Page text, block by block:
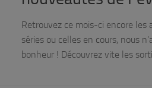
Retrouvez ce mois-ci encore les
séries ou celles en cours, nous
bonheur ! Découvrez vite les